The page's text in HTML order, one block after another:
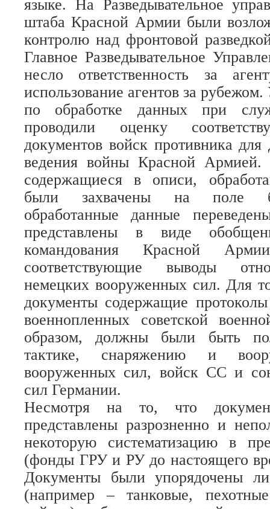
языке. На Разведывательное
штаба Красной Армии были
контролю над фронтовой
Главное Разведывательное
несло ответственность за
использование агентов за
по обработке данных при
проводили оценку
документов войск противника
ведения войны Красной
содержащиеся в описи,
были захвачены на поле
обработанные данные
представлены в виде
командования Красной
соответствующие выводы
немецких вооруженных сил. Для
документы содержащие
военнопленных советской
образом, должны были быть
тактике, снаряжению и
вооруженных сил, войск СС и
сил Германии.
Несмотря на то, что
представлены разрозненно и
некоторую систематизацию в
(фонды ГРУ и РУ до настоящего
Документы были упорядочены
(например – танковые,